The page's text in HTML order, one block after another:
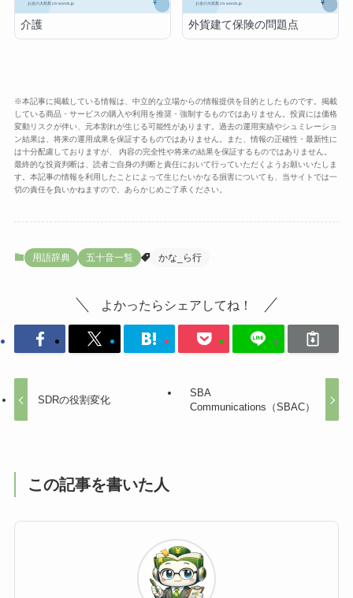
介護 外貨建て保険の問題点
※本記事に掲載している情報は、中立的な立場からの情報提供を目的としたものです。掲載
している商品・サービスの購入や利用を推奨・強制するものではありません。投資には価格
変動リスクが伴い、元本割れが生じる可能性があります。過去の運用実績やシュミレーショ
ン結果は、将来の運用成果を保証するものではありません。また、情報の正確性・最新性に
は十分配慮しておりますが、 内容の完全性や将来の結果を保証するものではありません。
最終的な投資判断は、読者ご自身の判断と責任において行っていただくようお願いいたしま
す。本記事の情報を利用したことによって生じたいかなる損害についても、当サイトでは一
切の責任を負いかねますので、あらかじめご了承ください。
用語辞典 五十音一覧 かな_ら行
よかったらシェアしてね！
SDRの役割変化
SBA
Communications（SBAC）
この記事を書いた人